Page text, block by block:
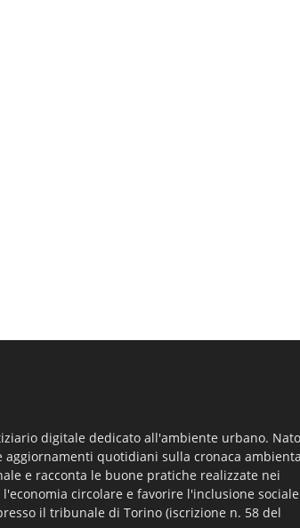
digitale dedicato all'ambiente urbano. Nato
aggiornamenti quotidiani sulla cronaca
e racconta le buone pratiche realizzate nei
circolare e favorire l'inclusione
il tribunale di Torino (iscrizione n. 58 del